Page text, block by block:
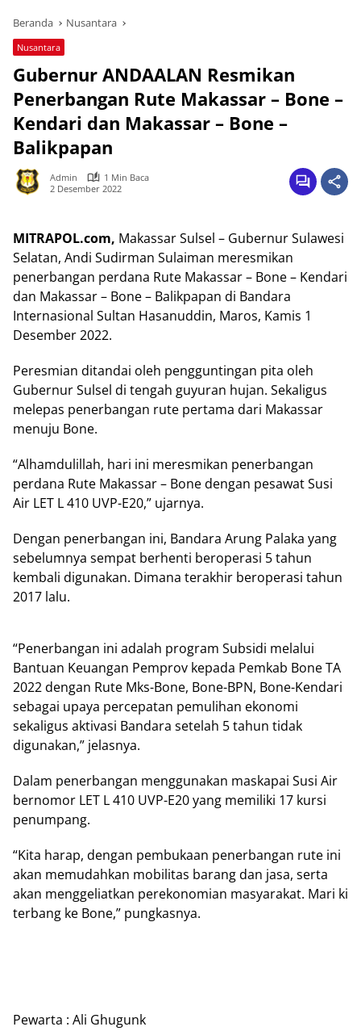
Beranda Nusantara
Nusantara
Gubernur ANDAALAN Resmikan
Penerbangan Rute Makassar – Bone –
Kendari dan Makassar – Bone –
Balikpapan
Admin
1 Min Baca
2 Desember 2022
MITRAPOL.com, Makassar Sulsel – Gubernur Sulawesi
Selatan, Andi Sudirman Sulaiman meresmikan
penerbangan perdana Rute Makassar – Bone – Kendari
dan Makassar – Bone – Balikpapan di Bandara
Internasional Sultan Hasanuddin, Maros, Kamis 1
Desember 2022.
Peresmian ditandai oleh pengguntingan pita oleh
Gubernur Sulsel di tengah guyuran hujan. Sekaligus
melepas penerbangan rute pertama dari Makassar
menuju Bone.
“Alhamdulillah, hari ini meresmikan penerbangan
perdana Rute Makassar – Bone dengan pesawat Susi
Air LET L 410 UVP-E20,” ujarnya.
Dengan penerbangan ini, Bandara Arung Palaka yang
sebelumnya sempat berhenti beroperasi 5 tahun
kembali digunakan. Dimana terakhir beroperasi tahun
2017 lalu.
“Penerbangan ini adalah program Subsidi melalui
Bantuan Keuangan Pemprov kepada Pemkab Bone TA
2022 dengan Rute Mks-Bone, Bone-BPN, Bone-Kendari
sebagai upaya percepatan pemulihan ekonomi
sekaligus aktivasi Bandara setelah 5 tahun tidak
digunakan,” jelasnya.
Dalam penerbangan menggunakan maskapai Susi Air
bernomor LET L 410 UVP-E20 yang memiliki 17 kursi
penumpang.
“Kita harap, dengan pembukaan penerbangan rute ini
akan memudahkan mobilitas barang dan jasa, serta
akan menggeliatkan perekonomian masyarakat. Mari ki
terbang ke Bone,” pungkasnya.
Pewarta : Ali Ghugunk